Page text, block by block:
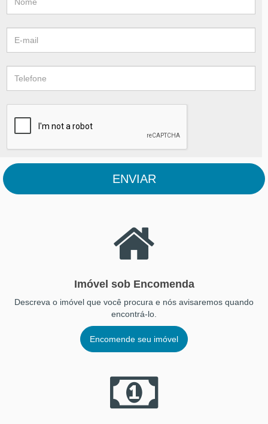
ENVIAR
Imóvel sob Encomenda
Descreva o imóvel que você procura e nós avisaremos quando
encontrá-lo.
Encomende seu imóvel